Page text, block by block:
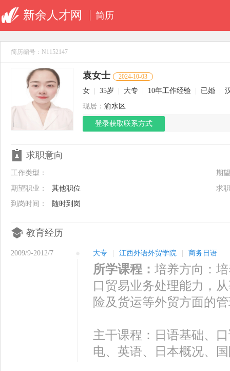
新余人才网 简历
简历编号：N1152147
袁女士 2024-10-03
女 35岁 大专 10年工作经验 已婚
现居： 渝水区
登录获取联系方式
求职意向
工作类型：
期
期望职业：
其他职位
求
到岗时间：
随时到岗
教育经历
2009/9-2012/7 大专 江西外语外贸学院 商务日语
所学课程： 培养方向：
口贸易业务处理能力，
险及货运等外贸方面的
主干课程：日语基础、
电、英语、日本概况、